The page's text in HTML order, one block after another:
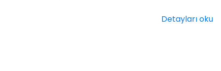
olabilirsiniz. Sizleri çok iyi anlıyoruz ancak araçlarımızın şu ana
Detayları oku